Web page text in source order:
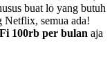
buat lo yang butuh
Netflix, semua ada!
100rb per bulan aja